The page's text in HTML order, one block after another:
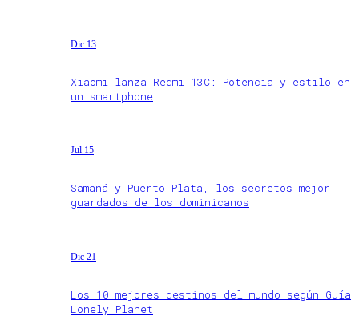
Dic 13
Xiaomi lanza Redmi 13C: Potencia y estilo en
un smartphone
Jul 15
Samaná y Puerto Plata, los secretos mejor
guardados de los dominicanos
Dic 21
Los 10 mejores destinos del mundo según Guía
Lonely Planet